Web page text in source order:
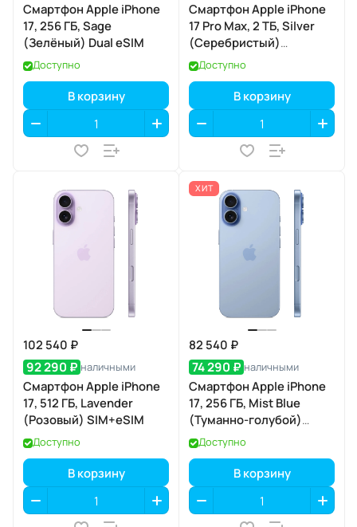
Смартфон Apple iPhone
17, 256 ГБ, Sage
(Зелёный) Dual eSIM
Доступно
В корзину
Смартфон Apple iPhone
17 Pro Max, 2 ТБ, Silver
(Серебристый)
SIM+eSIM
Доступно
В корзину
102 540 ₽
92 290 ₽ наличными
Смартфон Apple iPhone
17, 512 ГБ, Lavender
(Розовый) SIM+eSIM
Доступно
В корзину
ХИТ
82 540 ₽
74 290 ₽ наличными
Смартфон Apple iPhone
17, 256 ГБ, Mist Blue
(Туманно-голубой)
SIM+eSIM
Доступно
В корзину